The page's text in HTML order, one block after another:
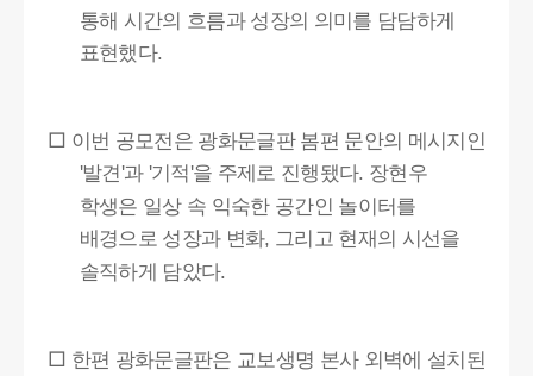
통해 시간의 흐름과 성장의 의미를 담담하게
표현했다.
□ 이번 공모전은 광화문글판 봄편 문안의 메시지인
'발견'과 '기적'을 주제로 진행됐다. 장현우
학생은 일상 속 익숙한 공간인 놀이터를
배경으로 성장과 변화, 그리고 현재의 시선을
솔직하게 담았다.
□ 한편 광화문글판은 교보생명 본사 외벽에 설치된